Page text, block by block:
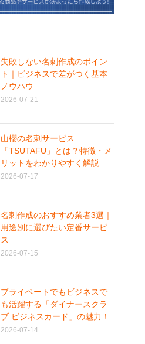
失敗しない名刺作成のポイン
ト｜ビジネスで差がつく基本
ノウハウ
2026-07-21
山櫻の名刺サービス
「TSUTAFU」とは？特徴・メ
リットをわかりやすく解説
2026-07-17
名刺作成のおすすめ業者3選｜
用途別に選びたい定番サービ
ス
2026-07-15
プライベートでもビジネスで
も活躍する「ダイナースクラ
ブ ビジネスカード」の魅力！
2026-07-14